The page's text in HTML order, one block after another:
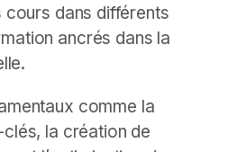
cours dans différents
ancrés dans la
comme la
la création de